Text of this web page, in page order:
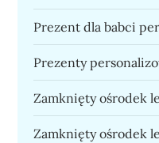
Prezent dla babci
Prezenty
Zamknięty ośrodek
Zamknięty ośrodek